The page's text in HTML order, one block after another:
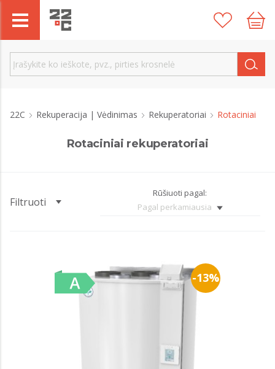
22C Rekuperacija | Vėdinimas Rekuperatoriai Rotaciniai
Rotaciniai rekuperatoriai
Filtruoti
Rūšiuoti pagal:
Pagal perkamiausia
-13%